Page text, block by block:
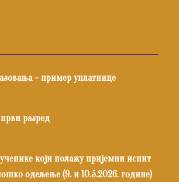
– пример уплатнице
разред
који полажу пријемни испит
одељење (9. и 10.5.2026. године)